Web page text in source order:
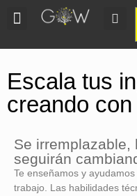
Escala tus
creando
Se irremplazable,
seguirán
Te enseñamos y
trabajo. Las habilidades